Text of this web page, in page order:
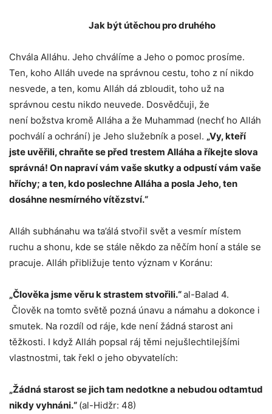
Jak být útěchou pro druhého
Chvála Alláhu. Jeho chválíme a Jeho o pomoc prosíme.
Ten, koho Alláh uvede na správnou cestu, toho z ní nikdo
nesvede, a ten, komu Alláh dá zbloudit, toho už na
správnou cestu nikdo neuvede. Dosvědčuji, že
není božstva kromě Alláha a že Muhammad (nechť ho Alláh
pochválí a ochrání) je Jeho služebník a posel. „Vy, kteří
jste uvěřili, chraňte se před trestem Alláha a říkejte slova
správná! On napraví vám vaše skutky a odpustí vám vaše
hříchy; a ten, kdo poslechne Alláha a posla Jeho, ten
dosáhne nesmírného vítězství.“
Alláh subhánahu wa ta’álá stvořil svět a vesmír místem
ruchu a shonu, kde se stále někdo za něčím honí a stále se
pracuje. Alláh přibližuje tento význam v Koránu:
„Člověka jsme věru k strastem stvořili.“al-Balad 4.
Člověk na tomto světě pozná únavu a námahu a dokonce i
smutek. Na rozdíl od ráje, kde není žádná starost ani
těžkosti. I když Alláh popsal ráj těmi nejušlechtilejšími
vlastnostmi, tak řekl o jeho obyvatelích:
„Žádná starost se jich tam nedotkne a nebudou odtamtud
nikdy vyhnáni.“ (al-Hidžr: 48)